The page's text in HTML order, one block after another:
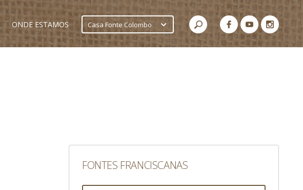
ONDE ESTAMOS Casa Fonte Colombo
FONTES FRANCISCANAS